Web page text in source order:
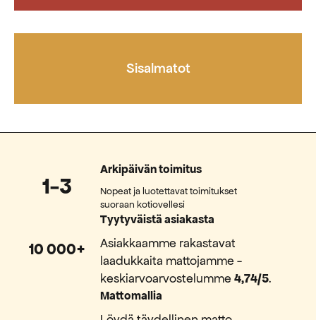
Sisalmatot
1-3
Arkipäivän toimitus
Nopeat ja luotettavat toimitukset
suoraan kotiovellesi
10 000+
Tyytyväistä asiakasta
Asiakkaamme rakastavat
laadukkaita mattojamme -
keskiarvoarvostelumme4,74/5.
Mattomallia